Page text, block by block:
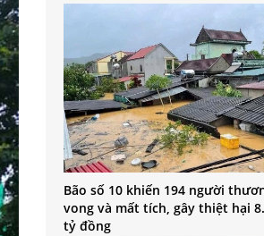
Bão số 10 khiến 194 người
vong và mất tích, gây thiệt hại
tỷ đồng